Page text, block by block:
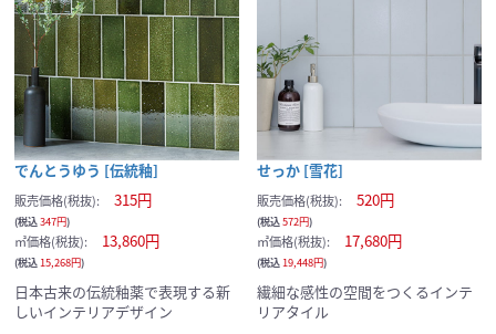
でんとうゆう [伝統釉]
販売価格(税抜): 315円
(税込347円)
㎡価格(税抜): 13,860円
(税込15,268円)
日本古来の伝統釉薬で表現する新
しいインテリアデザイン
せっか [雪花]
販売価格(税抜): 520円
(税込572円)
㎡価格(税抜): 17,680円
(税込19,448円)
繊細な感性の空間をつくるインテ
リアタイル